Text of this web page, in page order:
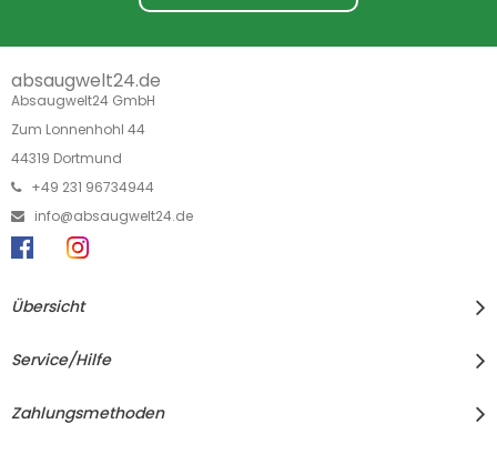
absaugwelt24.de
Absaugwelt24 GmbH
Zum Lonnenhohl 44
44319 Dortmund
+49 231 96734944
info@absaugwelt24.de
Übersicht
Service/Hilfe
Zahlungsmethoden